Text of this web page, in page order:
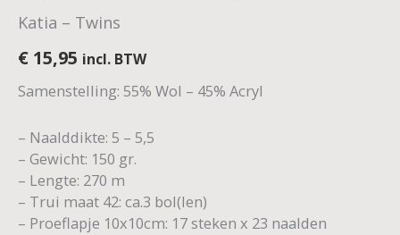
Katia – Twins
€ 15,95 incl. BTW
Samenstelling: 55% Wol – 45% Acryl
– Naalddikte: 5 – 5,5
– Gewicht: 150 gr.
– Lengte: 270 m
– Trui maat 42: ca.3 bol(len)
– Proeflapje 10x10cm: 17 steken x 23 naalden